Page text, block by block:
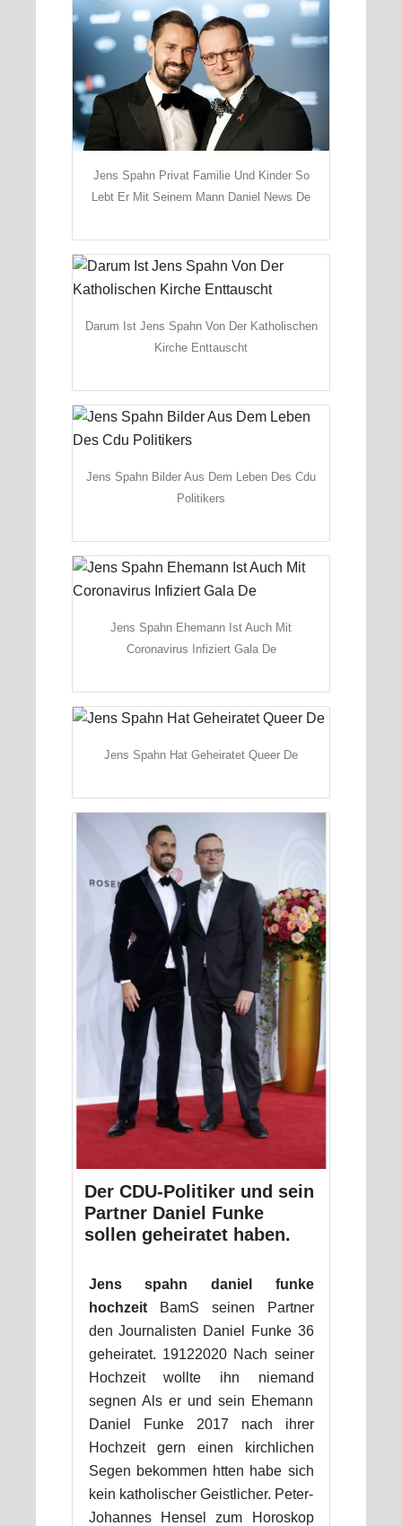
Jens Spahn Privat Familie Und Kinder So
Lebt Er Mit Seinem Mann Daniel News De
Darum Ist Jens Spahn Von Der Katholischen
Kirche Enttauscht
Jens Spahn Bilder Aus Dem Leben Des Cdu
Politikers
Jens Spahn Ehemann Ist Auch Mit
Coronavirus Infiziert Gala De
Jens Spahn Hat Geheiratet Queer De
Der CDU-Politiker und sein
Partner Daniel Funke
sollen geheiratet haben.
Jens spahn daniel funke
hochzeitBamS seinen Partner
den Journalisten Daniel Funke 36
geheiratet. 19122020 Nach seiner
Hochzeit wollte ihn niemand
segnen Als er und sein Ehemann
Daniel Funke 2017 nach ihrer
Hochzeit gern einen kirchlichen
Segen bekommen htten habe sich
kein katholischer Geistlicher. Peter-
Johannes Hensel zum Horoskop